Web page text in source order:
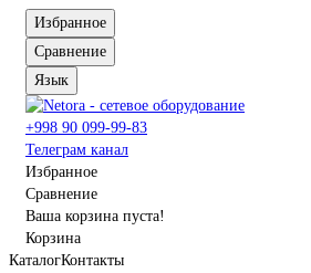
Избранное
Сравнение
Язык
+998 90 099-99-83
Телеграм канал
Избранное
Сравнение
Ваша корзина пуста!
Корзина
КаталогКонтакты